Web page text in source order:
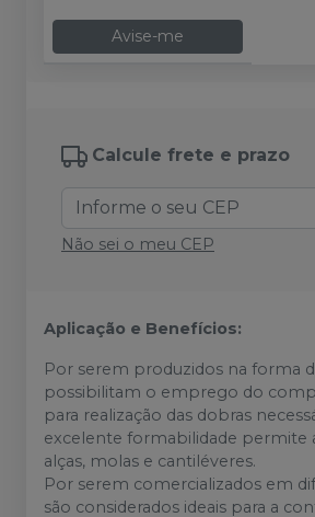
Avise-me
Calcule frete e prazo
Não sei o meu CEP
Aplicação e Benefícios:
Por serem produzidos na forma
possibilitam o emprego do
para realização das dobras
excelente formabilidade permite
alças, molas e cantiléveres.
Por serem comercializados em
são considerados ideais para a